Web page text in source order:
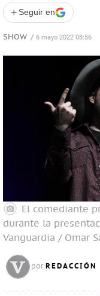
+ Seguir en
SHOW / 6 mayo 2022 08:56
El comediante
durante la
Vanguardia / Omar
por REDACCIÓN